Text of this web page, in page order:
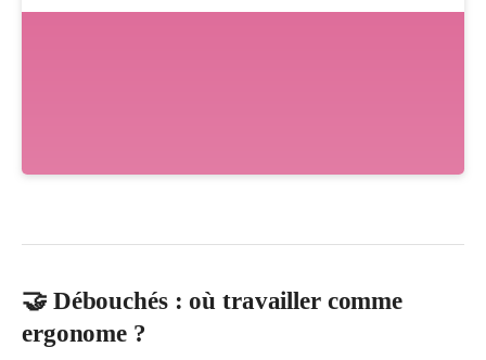
🤝 Débouchés : où travailler comme
ergonome ?